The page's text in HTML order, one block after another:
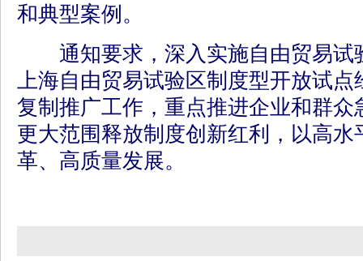
和典型案例。
通知要求，深入实施自由贸易试
上海自由贸易试验区制度型开放试点
复制推广工作，重点推进企业和群众
更大范围释放制度创新红利，以高
革、高质量发展。